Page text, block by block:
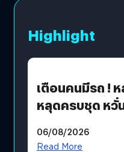
Highlight
เตือนคนมีรถ !
หลุดครบชุด หวั่
รหัสผ่านหลุด ไม่
06/08/2026
Read More